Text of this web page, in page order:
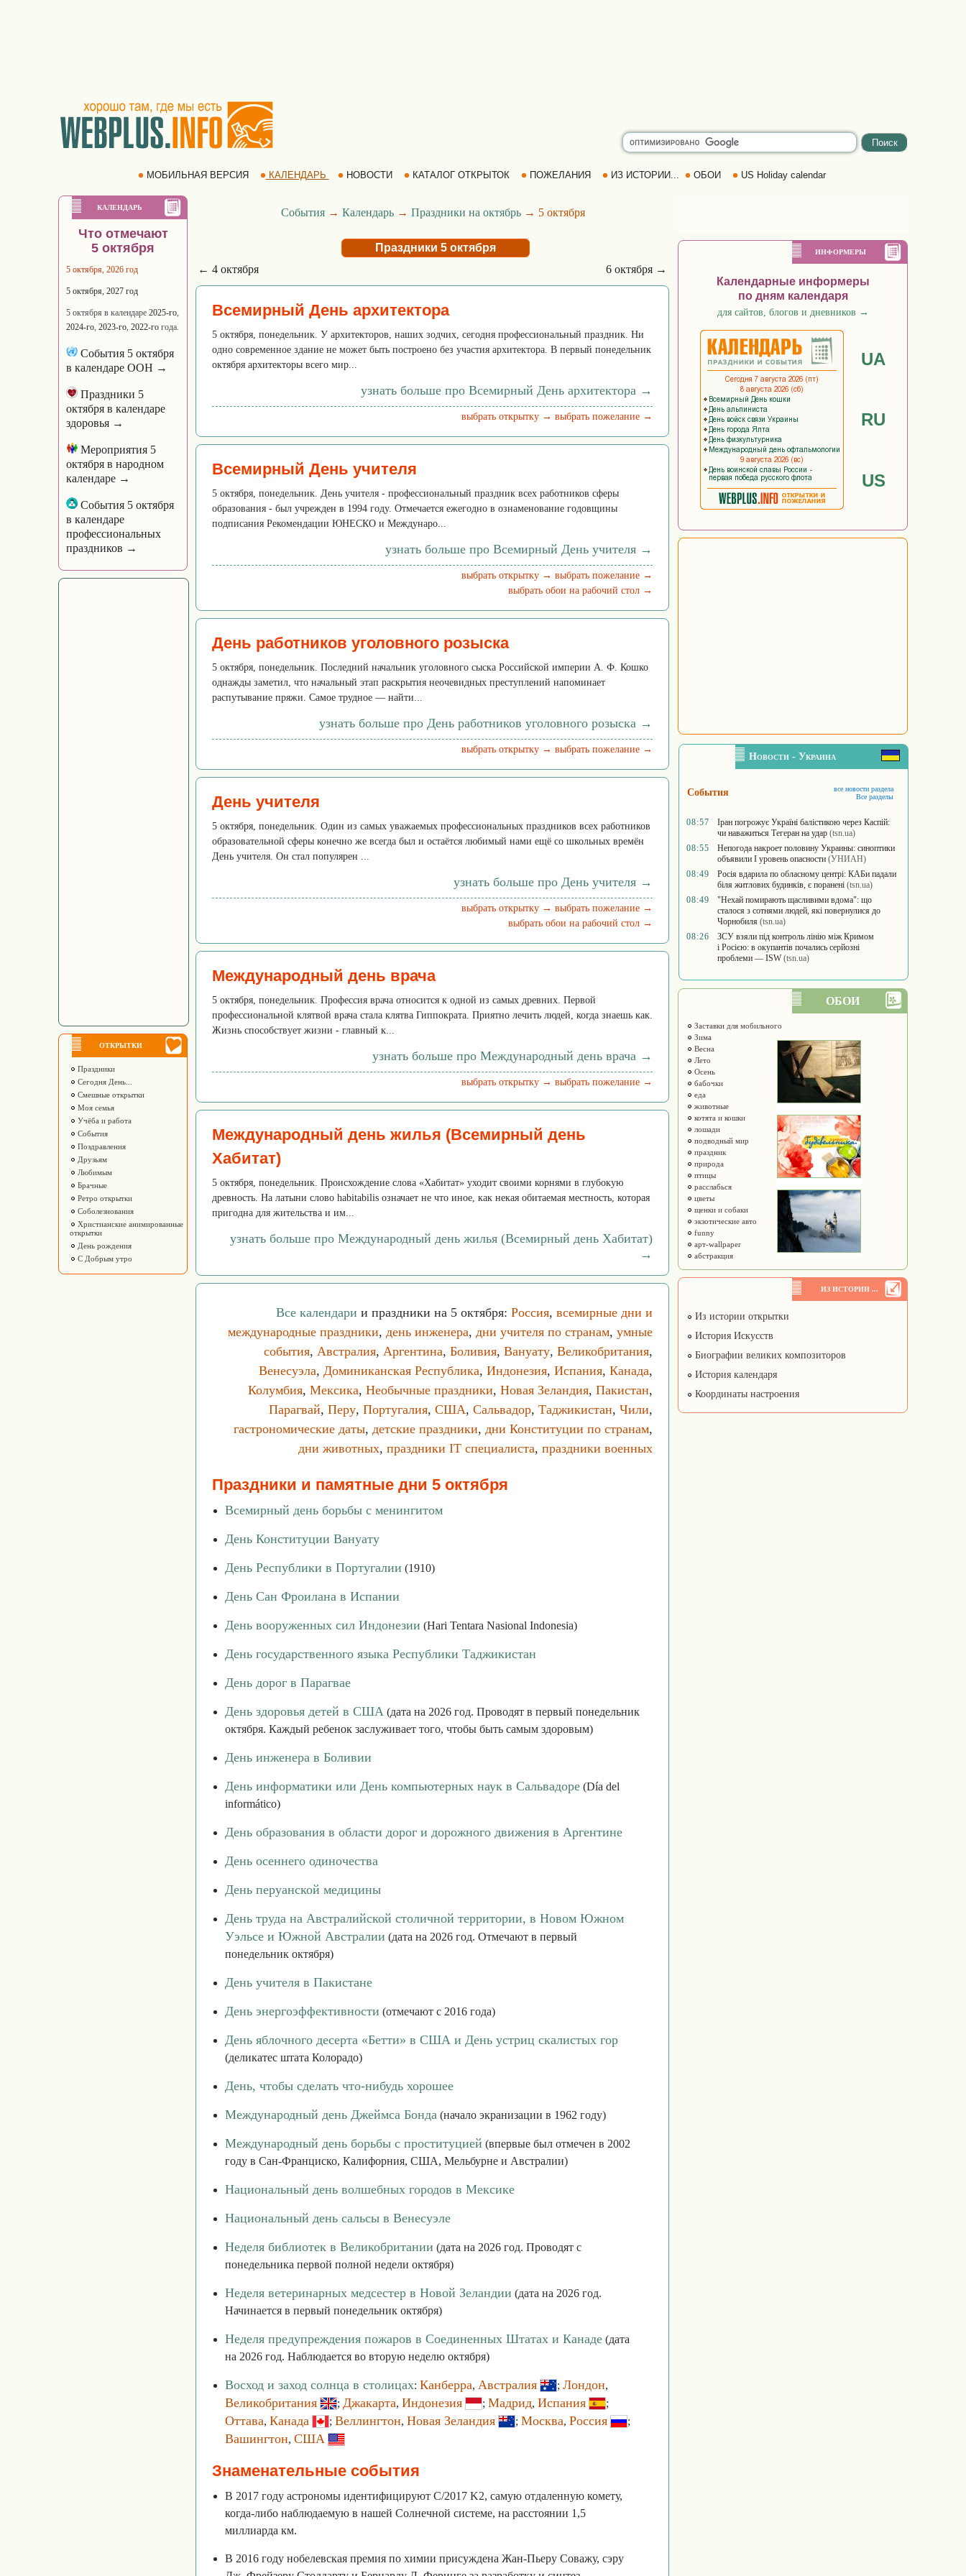
МОБИЛЬНАЯ ВЕРСИЯ КАЛЕНДАРЬ НОВОСТИ КАТАЛОГ ОТКРЫТОК ПОЖЕЛАНИЯ ИЗ ИСТОРИИ... ОБОИ US Holiday calendar
КАЛЕНДАРЬ
Что отмечают
5 октября
5 октября, 2026 год
5 октября, 2027 год
5 октября в календаре 2025-го,
2024-го, 2023-го, 2022-го года.
События 5 октября
в календаре ООН →
Праздники 5
октября в календаре
здоровья →
Мероприятия 5
октября в народном
календаре →
События 5 октября
в календаре
профессиональных
праздников →
ОТКРЫТКИ
Праздники
Сегодня День...
Смешные открытки
Моя семья
Учёба и работа
События
Поздравления
Друзьям
Любимым
Брачные
Ретро открытки
Соболезнования
Христианские анимированные
открытки
День рождения
С Добрым утро
События→ Календарь→ Праздники на октябрь→ 5 октября
Праздники 5 октября
← 4 октября
6 октября →
Всемирный День архитектора
5 октября, понедельник. У архитекторов, наших зодчих, сегодня профессиональный праздник. Ни
одно современное здание не может быть построено без участия архитектора. В первый понедельник
октября архитекторы всего мир...
узнать больше про Всемирный День архитектора →
выбрать открытку → выбрать пожелание →
Всемирный День учителя
5 октября, понедельник. День учителя - профессиональный праздник всех работников сферы
образования - был учрежден в 1994 году. Отмечается ежегодно в ознаменование годовщины
подписания Рекомендации ЮНЕСКО и Междунаро...
узнать больше про Всемирный День учителя →
выбрать открытку → выбрать пожелание →
выбрать обои на рабочий стол →
День работников уголовного розыска
5 октября, понедельник. Последний начальник уголовного сыска Российской империи А. Ф. Кошко
однажды заметил, что начальный этап раскрытия неочевидных преступлений напоминает
распутывание пряжи. Самое трудное — найти...
узнать больше про День работников уголовного розыска →
выбрать открытку → выбрать пожелание →
День учителя
5 октября, понедельник. Один из самых уважаемых профессиональных праздников всех работников
образовательной сферы конечно же всегда был и остаётся любимый нами ещё со школьных времён
День учителя. Он стал популярен ...
узнать больше про День учителя →
выбрать открытку → выбрать пожелание →
выбрать обои на рабочий стол →
Международный день врача
5 октября, понедельник. Профессия врача относится к одной из самых древних. Первой
профессиональной клятвой врача стала клятва Гиппократа. Приятно лечить людей, когда знаешь как.
Жизнь способствует жизни - главный к...
узнать больше про Международный день врача →
выбрать открытку → выбрать пожелание →
Международный день жилья (Всемирный день
Хабитат)
5 октября, понедельник. Происхождение слова «Хабитат» уходит своими корнями в глубокую
древность. На латыни слово habitabilis означает не что иное, как некая обитаемая местность, которая
пригодна для жительства и им...
узнать больше про Международный день жилья (Всемирный день Хабитат)
→
Все календари и праздники на 5 октября: Россия, всемирные дни и
международные праздники, день инженера, дни учителя по странам, умные
события, Австралия, Аргентина, Боливия, Вануату, Великобритания,
Венесуэла, Доминиканская Республика, Индонезия, Испания, Канада,
Колумбия, Мексика, Необычные праздники, Новая Зеландия, Пакистан,
Парагвай, Перу, Португалия, США, Сальвадор, Таджикистан, Чили,
гастрономические даты, детские праздники, дни Конституции по странам,
дни животных, праздники IT специалиста, праздники военных
Праздники и памятные дни 5 октября
Всемирный день борьбы с менингитом
День Конституции Вануату
День Республики в Португалии (1910)
День Сан Фроилана в Испании
День вооруженных сил Индонезии (Hari Tentara Nasional Indonesia)
День государственного языка Республики Таджикистан
День дорог в Парагвае
День здоровья детей в США (дата на 2026 год. Проводят в первый понедельник
октября. Каждый ребенок заслуживает того, чтобы быть самым здоровым)
День инженера в Боливии
День информатики или День компьютерных наук в Сальвадоре (Día del
informático)
День образования в области дорог и дорожного движения в Аргентине
День осеннего одиночества
День перуанской медицины
День труда на Австралийской столичной территории, в Новом Южном
Уэльсе и Южной Австралии (дата на 2026 год. Отмечают в первый
понедельник октября)
День учителя в Пакистане
День энергоэффективности (отмечают с 2016 года)
День яблочного десерта «Бетти» в США и День устриц скалистых гор
(деликатес штата Колорадо)
День, чтобы сделать что-нибудь хорошее
Международный день Джеймса Бонда (начало экранизации в 1962 году)
Международный день борьбы с проституцией (впервые был отмечен в 2002
году в Сан-Франциско, Калифорния, США, Мельбурне и Австралии)
Национальный день волшебных городов в Мексике
Национальный день сальсы в Венесуэле
Неделя библиотек в Великобритании (дата на 2026 год. Проводят с
понедельника первой полной недели октября)
Неделя ветеринарных медсестер в Новой Зеландии (дата на 2026 год.
Начинается в первый понедельник октября)
Неделя предупреждения пожаров в Соединенных Штатах и Канаде (дата
на 2026 год. Наблюдается во вторую неделю октября)
Восход и заход солнца в столицах: Канберра, Австралия ; Лондон,
Великобритания ; Джакарта, Индонезия ; Мадрид, Испания ;
Оттава, Канада ; Веллингтон, Новая Зеландия ; Москва, Россия ;
Вашингтон, США
Знаменательные события
В 2017 году астрономы идентифицируют C/2017 K2, самую отдаленную комету,
когда-либо наблюдаемую в нашей Солнечной системе, на расстоянии 1,5
миллиарда км.
В 2016 году нобелевская премия по химии присуждена Жан-Пьеру Соважу, сэру
ИНФОРМЕРЫ
Календарные информеры
по дням календаря
для сайтов, блогов и дневников →
UA
RU
US
Новости - Украина
События
все новости раздела
Все разделы
08:57
Іран погрожує Україні балістикою через Каспій:
чи наважиться Тегеран на удар (tsn.ua)
08:55
Непогода накроет половину Украины: синоптики
объявили I уровень опасности (УНИАН)
08:49
Росія вдарила по обласному центрі: КАБи падали
біля житлових будинків, є поранені (tsn.ua)
08:49
"Нехай помирають щасливими вдома": що
сталося з сотнями людей, які повернулися до
Чорнобиля (tsn.ua)
08:26
ЗСУ взяли під контроль лінію між Кримом
і Росією: в окупантів почались серйозні
проблеми — ISW (tsn.ua)
ОБОИ
Заставки для мобильного
Зима
Весна
Лето
Осень
бабочки
еда
животные
котята и кошки
лошади
подводный мир
праздник
природа
птицы
расслабься
цветы
щенки и собаки
экзотические авто
funny
арт-wallpaper
абстракция
ИЗ ИСТОРИИ ...
Из истории открытки
История Искусств
Биографии великих композиторов
История календаря
Координаты настроения